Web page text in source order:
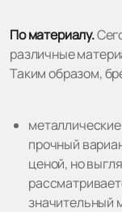
По материалу.
различные
Таким образом,
прочный
ценой, но
значительный